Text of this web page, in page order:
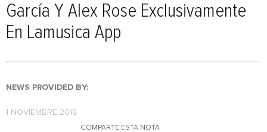
García Y Alex Rose Exclusivamente
En Lamusica App
NEWS PROVIDED BY:
1 NOVIEMBRE 2018
COMPARTE ESTA NOTA